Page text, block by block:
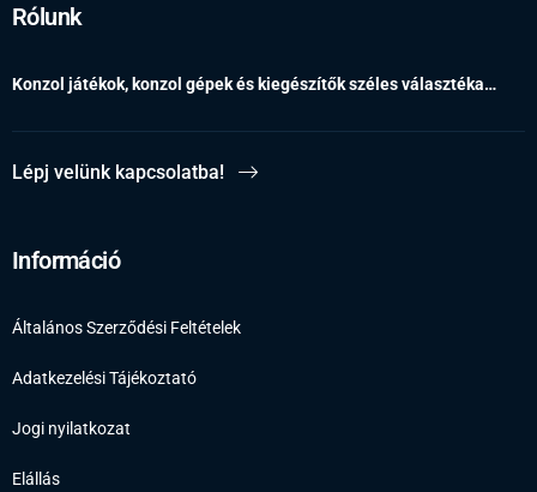
Rólunk
Konzol játékok, konzol gépek és kiegészítők széles választéka…
Lépj velünk kapcsolatba!
Információ
Általános Szerződési Feltételek
Adatkezelési Tájékoztató
Jogi nyilatkozat
Elállás